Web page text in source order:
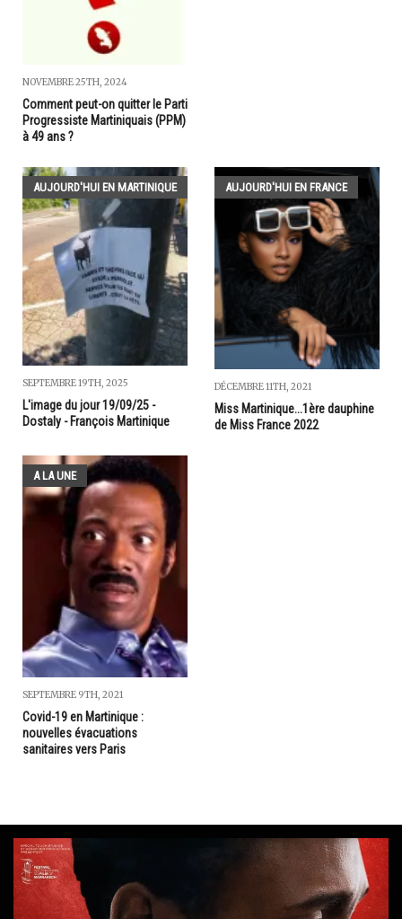
NOVEMBRE 25TH, 2024
Comment peut-on quitter le Parti
Progressiste Martiniquais (PPM)
à 49 ans ?
AUJOURD'HUI EN MARTINIQUE
SEPTEMBRE 19TH, 2025
L'image du jour 19/09/25 -
Dostaly - François Martinique
AUJOURD'HUI EN FRANCE
DÉCEMBRE 11TH, 2021
Miss Martinique...1ère dauphine
de Miss France 2022
A LA UNE
SEPTEMBRE 9TH, 2021
Covid-19 en Martinique :
nouvelles évacuations
sanitaires vers Paris